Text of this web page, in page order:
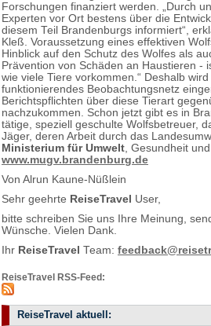
Forschungen finanziert werden. „Durch
Experten vor Ort bestens über die
diesem Teil Brandenburgs informiert“,
Kleß. Voraussetzung eines effektiven
Hinblick auf den Schutz des Wolfes als
Prävention von Schäden an Haustieren -
wie viele Tiere vorkommen.“ Deshalb
funktionierendes Beobachtungsnetz
Berichtspflichten über diese Tierart
nachzukommen. Schon jetzt gibt es in
tätige, speziell geschulte Wolfsbetreuer,
Jäger, deren Arbeit durch das
Ministerium für Umwelt , Gesundheit
www.mugv.brandenburg.de
Von Alrun Kaune-Nüßlein
Sehr geehrte ReiseTravel User,
bitte schreiben Sie uns Ihre Meinung,
Wünsche. Vielen Dank.
Ihr ReiseTravel Team:
ReiseTravel RSS-Feed:
ReiseTravel aktuell: